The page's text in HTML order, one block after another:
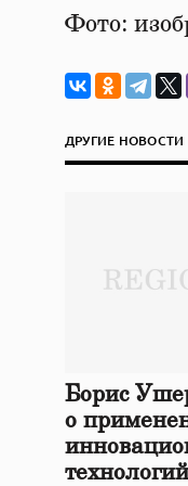
Фото:
ДРУГИЕ НОВОСТИ
Борис
о